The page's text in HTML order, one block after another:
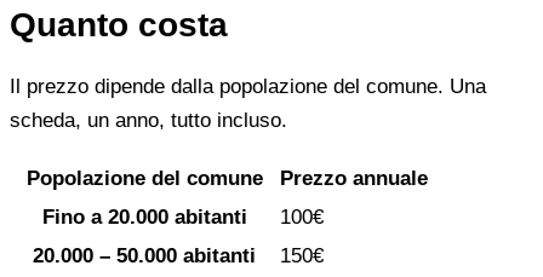
Quanto costa
Il prezzo dipende dalla popolazione del comune. Una
scheda, un anno, tutto incluso.
Popolazione del comune
Prezzo annuale
Fino a 20.000 abitanti
100€
20.000 – 50.000 abitanti
150€